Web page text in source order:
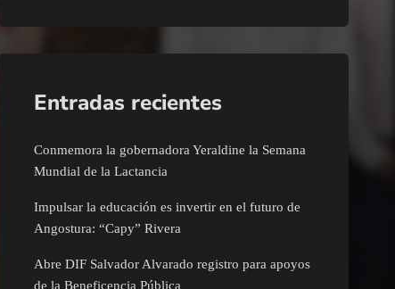
Entradas recientes
Conmemora la gobernadora Yeraldine la Semana
Mundial de la Lactancia
Impulsar la educación es invertir en el futuro de
Angostura: “Capy” Rivera
Abre DIF Salvador Alvarado registro para apoyos
de la Beneficencia Pública